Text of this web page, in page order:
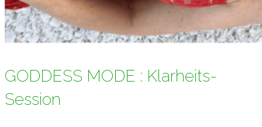
GODDESS MODE : Klarheits-
Session